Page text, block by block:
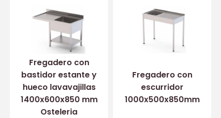
Fregadero con
bastidor estante y
hueco lavavajillas
1400x600x850 mm
Osteleria
Fregadero con
escurridor
1000x500x850mm